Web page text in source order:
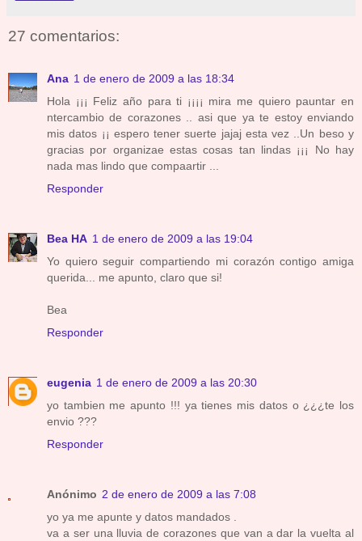
27 comentarios:
Ana 1 de enero de 2009 a las 18:34
Hola ¡¡¡ Feliz año para ti ¡¡¡¡ mira me quiero pauntar en
ntercambio de corazones .. asi que ya te estoy enviando
mis datos ¡¡ espero tener suerte jajaj esta vez ..Un beso y
gracias por organizae estas cosas tan lindas ¡¡¡ No hay
nada mas lindo que compaartir ...
Responder
Bea HA 1 de enero de 2009 a las 19:04
Yo quiero seguir compartiendo mi corazón contigo amiga
querida... me apunto, claro que si!
Bea
Responder
eugenia 1 de enero de 2009 a las 20:30
yo tambien me apunto !!! ya tienes mis datos o ¿¿¿te los
envio ???
Responder
Anónimo 2 de enero de 2009 a las 7:08
yo ya me apunte y datos mandados .
va a ser una lluvia de corazones que van a dar la vuelta al